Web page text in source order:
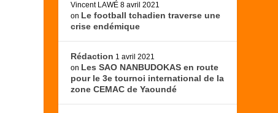
Vincent LAWÉ 8 avril 2021
on Le football tchadien traverse une
crise endémique
Rédaction 1 avril 2021
on Les SAO NANBUDOKAS en route
pour le 3e tournoi international de la
zone CEMAC de Yaoundé